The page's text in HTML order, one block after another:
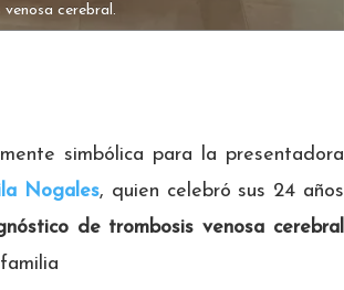
cerebral.
simbólica para la presentadora
Nogales, quien celebró sus 24 años
de trombosis venosa cerebral